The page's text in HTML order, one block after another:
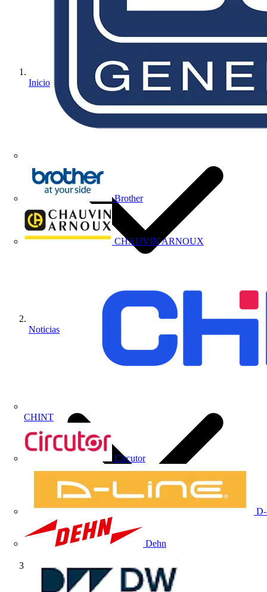
Brother
CHAUVIN ARNOUX
CHINT
Circutor
Dehn
Inicio
Noticias
Artículos técnicos